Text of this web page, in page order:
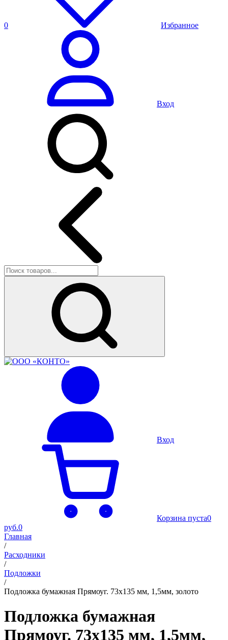
0 Избранное
Вход
Вход
Корзина пуста0
руб.0
Главная
/
Расходники
/
Подложки
/
Подложка бумажная Прямоуг. 73х135 мм, 1,5мм, золото
Подложка бумажная
Прямоуг. 73х135 мм, 1,5мм,